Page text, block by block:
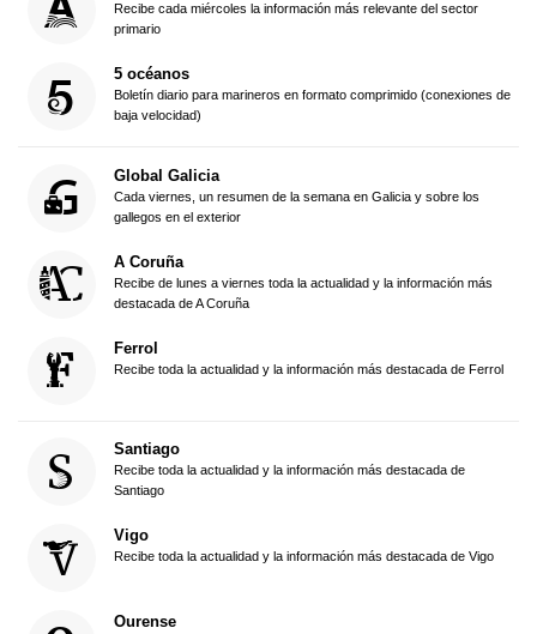
Recibe cada miércoles la información más relevante del sector
primario
5 océanos
Boletín diario para marineros en formato comprimido (conexiones de
baja velocidad)
Global Galicia
Cada viernes, un resumen de la semana en Galicia y sobre los
gallegos en el exterior
A Coruña
Recibe de lunes a viernes toda la actualidad y la información más
destacada de A Coruña
Ferrol
Recibe toda la actualidad y la información más destacada de Ferrol
Santiago
Recibe toda la actualidad y la información más destacada de
Santiago
Vigo
Recibe toda la actualidad y la información más destacada de Vigo
Ourense